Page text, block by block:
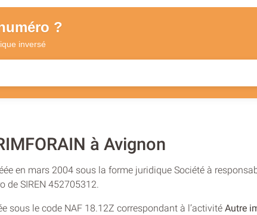
?
inversé
à Avignon
en mars 2004 sous la forme juridique Société à
de SIREN 452705312.
sous le code NAF 18.12Z correspondant à l’activité Autre